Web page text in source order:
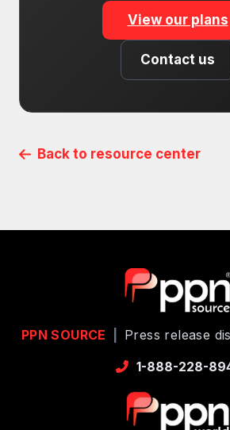
View our plans
Contact us
Back to resource center
PPN SOURCE
Press release
1-888-228-